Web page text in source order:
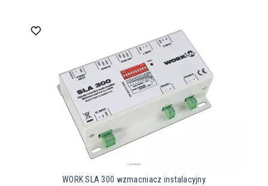
WORK SLA 300 wzmacniacz instalacyjny